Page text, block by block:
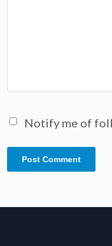
Notify me of